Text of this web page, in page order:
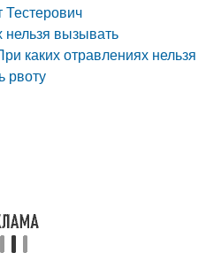
Тестерович
нельзя вызывать
каких отравлениях нельзя
рвоту